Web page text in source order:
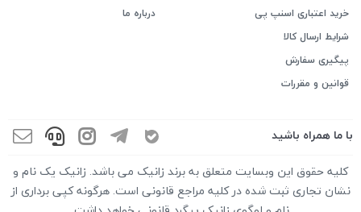
خرید اعتباری اسنپ پی
شرایط ارسال کالا
پیگیری سفارش
قوانین و مقررات
درباره ما
با ما همراه باشید
کلیه حقوق این وبسایت متعلق به برند زانیک می باشد. زانیک یک نام و
نشان تجاری ثبت شده در کلیه مراجع قانونی است. هرگونه کپی برداری از